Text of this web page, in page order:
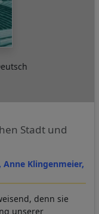
Anne Klingenmeier,
Stadt und
denn sie
unserer